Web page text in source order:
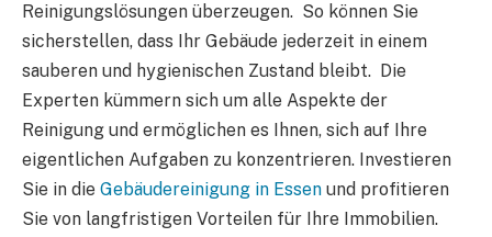
Reinigungslösungen überzeugen. So können Sie
sicherstellen, dass Ihr Gebäude jederzeit in einem
sauberen und hygienischen Zustand bleibt. Die
Experten kümmern sich um alle Aspekte der
Reinigung und ermöglichen es Ihnen, sich auf Ihre
eigentlichen Aufgaben zu konzentrieren. Investieren
Sie in die Gebäudereinigung in Essen und profitieren
Sie von langfristigen Vorteilen für Ihre Immobilien.